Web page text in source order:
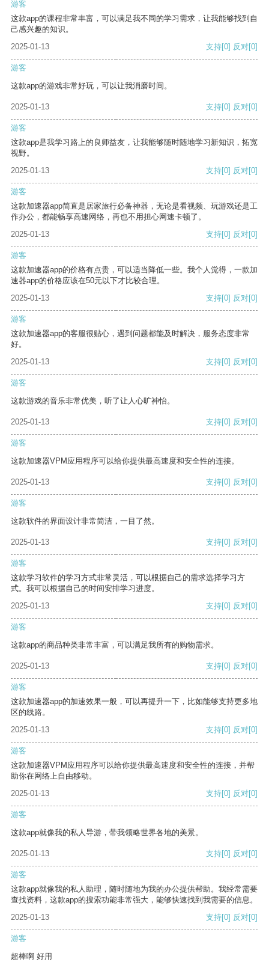
游客
这款app的课程非常丰富，可以满足我不同的学习需求，让我能够找到自
己感兴趣的知识。
2025-01-13
支持[0] 反对[0]
游客
这款app的游戏非常好玩，可以让我消磨时间。
2025-01-13 支持[0] 反对[0]
游客
这款app是我学习路上的良师益友，让我能够随时随地学习新知识，拓宽
视野。
2025-01-13
支持[0] 反对[0]
游客
这款加速器app简直是居家旅行必备神器，无论是看视频、玩游戏还是工
作办公，都能畅享高速网络，再也不用担心网速卡顿了。
2025-01-13
支持[0] 反对[0]
游客
这款加速器app的价格有点贵，可以适当降低一些。我个人觉得，一款加
速器app的价格应该在50元以下才比较合理。
2025-01-13
支持[0] 反对[0]
游客
这款加速器app的客服很贴心，遇到问题都能及时解决，服务态度非常
好。
2025-01-13
支持[0] 反对[0]
游客
这款游戏的音乐非常优美，听了让人心旷神怡。
2025-01-13 支持[0] 反对[0]
游客
这款加速器VPM应用程序可以给你提供最高速度和安全性的连接。
2025-01-13 支持[0] 反对[0]
游客
这款软件的界面设计非常简洁，一目了然。
2025-01-13 支持[0] 反对[0]
游客
这款学习软件的学习方式非常灵活，可以根据自己的需求选择学习方
式。我可以根据自己的时间安排学习进度。
2025-01-13
支持[0] 反对[0]
游客
这款app的商品种类非常丰富，可以满足我所有的购物需求。
2025-01-13 支持[0] 反对[0]
游客
这款加速器app的加速效果一般，可以再提升一下，比如能够支持更多地
区的线路。
2025-01-13
支持[0] 反对[0]
游客
这款加速器VPM应用程序可以给你提供最高速度和安全性的连接，并帮
助你在网络上自由移动。
2025-01-13
支持[0] 反对[0]
游客
这款app就像我的私人导游，带我领略世界各地的美景。
2025-01-13 支持[0] 反对[0]
游客
这款app就像我的私人助理，随时随地为我的办公提供帮助。我经常需要
查找资料，这款app的搜索功能非常强大，能够快速找到我需要的信息。
2025-01-13
支持[0] 反对[0]
游客
超棒啊 好用